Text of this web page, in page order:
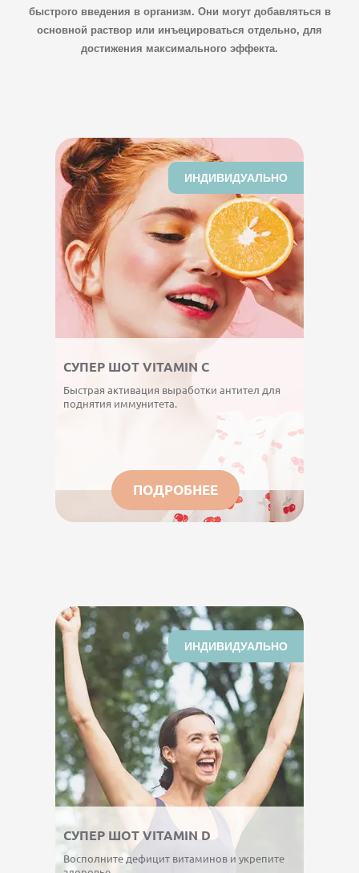
быстрого введения в организм. Они могут добавляться в
основной раствор или инъецироваться отдельно, для
достижения максимального эффекта.
ИНДИВИДУАЛЬНО
СУПЕР ШОТ VITAMIN С
Быстрая активация выработки антител для
поднятия иммунитета.
ПОДРОБНЕЕ
ИНДИВИДУАЛЬНО
СУПЕР ШОТ VITAMIN D
Восполните дефицит витаминов и укрепите